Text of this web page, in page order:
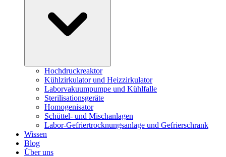
Hochdruckreaktor
Kühlzirkulator und Heizzirkulator
Laborvakuumpumpe und Kühlfalle
Sterilisationsgeräte
Homogenisator
Schüttel- und Mischanlagen
Labor-Gefriertrocknungsanlage und Gefrierschrank
Wissen
Blog
Über uns